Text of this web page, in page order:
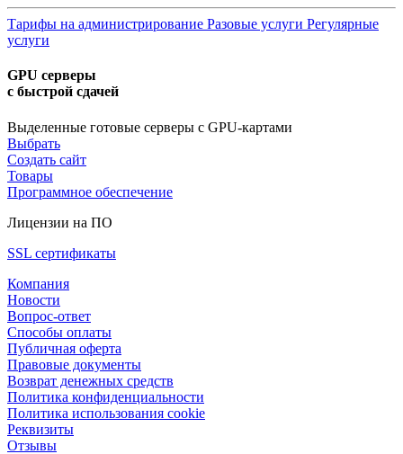
Тарифы на администрирование Разовые услуги Регулярные
услуги
GPU серверы
с быстрой сдачей
Выделенные готовые серверы с GPU-картами
Выбрать
Создать сайт
Товары
Программное обеспечение
Лицензии на ПО
SSL сертификаты
Компания
Новости
Вопрос-ответ
Способы оплаты
Публичная оферта
Правовые документы
Возврат денежных средств
Политика конфиденциальности
Политика использования cookie
Реквизиты
Отзывы